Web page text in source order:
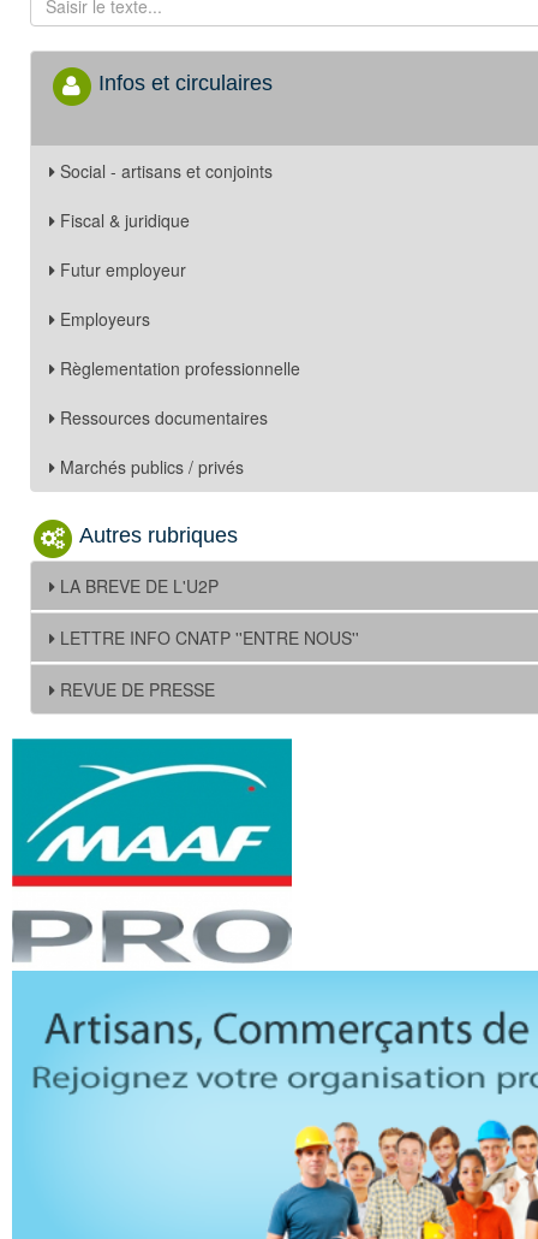
Infos et circulaires
Social - artisans et conjoints
Fiscal & juridique
Futur employeur
Employeurs
Règlementation professionnelle
Ressources documentaires
Marchés publics / privés
Autres rubriques
LA BREVE DE L'U2P
LETTRE INFO CNATP ''ENTRE NOUS''
REVUE DE PRESSE